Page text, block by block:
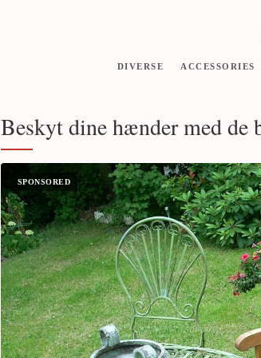
DIVERSE ACCESSORIES
Beskyt dine hænder med de